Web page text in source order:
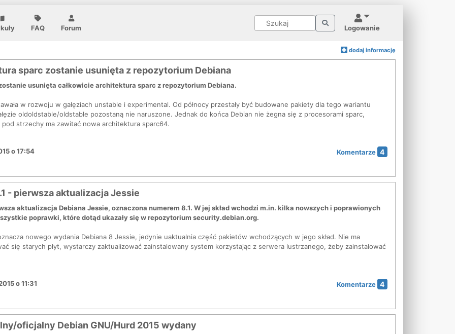
Logowanie
FAQ Forum
dodaj informację
sparc zostanie usunięta z repozytorium Debiana
usunięta całkowicie architektura sparc z repozytorium Debiana.
w rozwoju w gałęziach unstable i experimental. Od północy przestały być budowane pakiety dla tego wariantu
oldoldstable/oldstable pozostaną nie naruszone. Jednak do końca Debian nie żegna się z procesorami sparc,
strzechy ma zawitać nowa architektura sparc64.
o 17:54 Komentarze 4
- pierwsza aktualizacja Jessie
aktualizacja Debiana Jessie, oznaczona numerem 8.1. W jej skład wchodzi m.in. kilka nowszych i poprawionych
poprawki, które dotąd ukazały się w repozytorium security.debian.org.
nowego wydania Debiana 8 Jessie, jedynie uaktualnia część pakietów wchodzących w jego skład. Nie ma
się starych płyt, wystarczy zaktualizować zainstalowany system korzystając z serwera lustrzanego, żeby zainstalować
o 11:31 Komentarze 4
oficjalny Debian GNU/Hurd 2015 wydany